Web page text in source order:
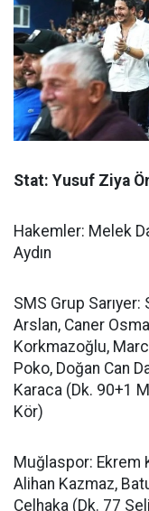
Stat: Yusuf Ziya
Hakemler: Melek
Aydın
SMS Grup Sarıyer:
Arslan, Caner
Korkmazoğlu,
Poko, Doğan Can
Karaca (Dk. 90+1
Kör)
Muğlaspor: Ekrem
Alihan Kazmaz,
Çelhaka (Dk. 77